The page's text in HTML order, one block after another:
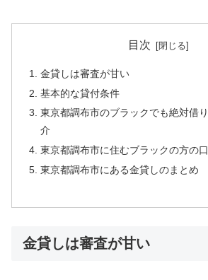
目次
金貸しは審査が甘い
基本的な貸付条件
東京都調布市のブラックでも絶対借
介
東京都調布市に住むブラックの方の
東京都調布市にある金貸しのまとめ
金貸しは審査が甘い